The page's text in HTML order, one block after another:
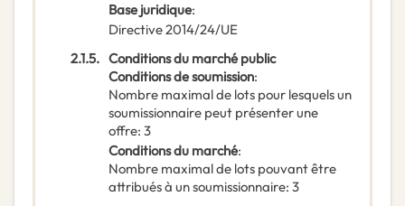
Base juridique:
Directive 2014/24/UE
2.1.5. Conditions du marché public
Conditions de soumission:
Nombre maximal de lots pour lesquels un
soumissionnaire peut présenter une
offre: 3
Conditions du marché:
Nombre maximal de lots pouvant être
attribués à un soumissionnaire: 3